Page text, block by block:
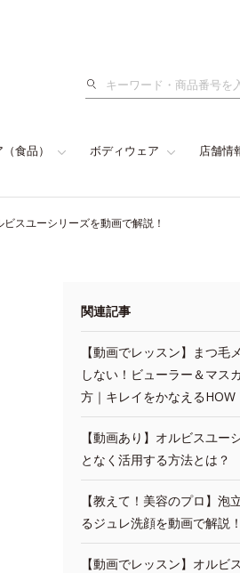
検
食品） ボディウェア 店舗情
スユーシリーズを動画で解説！
関連記事
【動画でレッスン】まつ毛
しない！ビューラー＆マス
方｜キレイをかなえるHOW
【動画あり】オルビスユー
となく活用する方法とは？
【教えて！美容のプロ】泡
るジュレ洗顔を動画で解説！
【動画でレッスン】オルビ